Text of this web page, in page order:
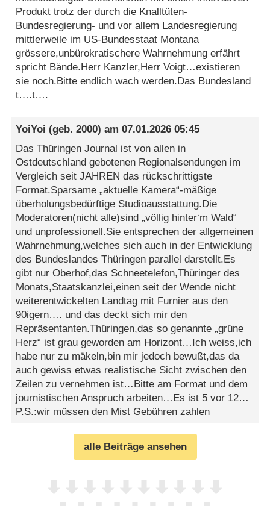
Produkt trotz der durch die Knalltüten-
Bundesregierung- und vor allem Landesregierung
mittlerweile im US-Bundesstaat Montana
grössere,unbürokratischere Wahrnehmung erfährt
spricht Bände.Herr Kanzler,Herr Voigt…existieren
sie noch.Bitte endlich wach werden.Das Bundesland
t….t….
YoiYoi (geb. 2000) am07.01.2026 05:45
Das Thüringen Journal ist von allen in
Ostdeutschland gebotenen Regionalsendungen im
Vergleich seit JAHREN das rückschrittigste
Format.Sparsame „aktuelle Kamera“-mäßige
überholungsbedürftige Studioausstattung.Die
Moderatoren(nicht alle)sind „völlig hinter‘m Wald“
und unprofessionell.Sie entsprechen der allgemeinen
Wahrnehmung,welches sich auch in der Entwicklung
des Bundeslandes Thüringen parallel darstellt.Es
gibt nur Oberhof,das Schneetelefon,Thüringer des
Monats,Staatskanzlei,einen seit der Wende nicht
weiterentwickelten Landtag mit Furnier aus den
90igern…. und das deckt sich mir den
Repräsentanten.Thüringen,das so genannte „grüne
Herz“ ist grau geworden am Horizont…Ich weiss,ich
habe nur zu mäkeln,bin mir jedoch bewußt,das da
auch gewiss etwas realistische Sicht zwischen den
Zeilen zu vernehmen ist…Bitte am Format und dem
journistischen Anspruch arbeiten…Es ist 5 vor 12…
P.S.:wir müssen den Mist Gebühren zahlen
alle Beiträge ansehen